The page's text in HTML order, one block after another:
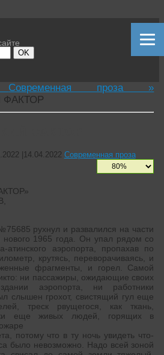
OK
Современная проза »
ФАКТОР
| 14.04.2022 Современная проза
рухнул и развалился на части
нового 1965 года. Он упал рядом со
атинского аэропорта, пропахав по
крутясь, переворачиваясь, и
фрагменты, и горел. Самой
ни пассажиры, ожидающие своих
аэропорта, ни работники
слышен грохот, свистящий гул еще
треск рвущегося, как ткань,
еще живых людей, горящих в
потому что в ту ночь увидеть что-
было невозможно. Надо всей зоной